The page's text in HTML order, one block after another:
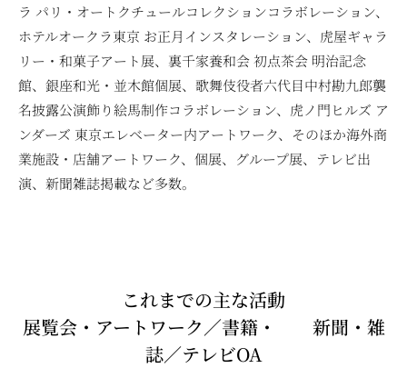
ラ パリ・オートクチュールコレクションコラボレーション、
ホテルオークラ東京 お正月インスタレーション、虎屋ギャラ
リー・和菓子アート展、裏千家養和会 初点茶会 明治記念
館、銀座和光・並木館個展、歌舞伎役者六代目中村勘九郎襲
名披露公演飾り絵馬制作コラボレーション、虎ノ門ヒルズ ア
ンダーズ 東京エレベーター内アートワーク、そのほか海外商
業施設・店舗アートワーク、個展、グループ展、テレビ出
演、新聞雑誌掲載など多数。
これまでの主な活動
展覧会・アートワーク／書籍・ 新聞・雑
誌／テレビOA